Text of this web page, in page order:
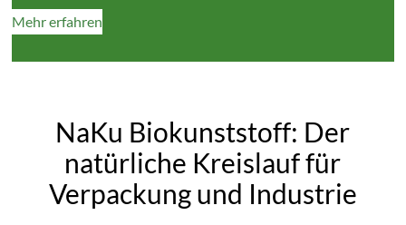
Mehr erfahren
NaKu Biokunststoff: Der
natürliche Kreislauf für
Verpackung und Industrie